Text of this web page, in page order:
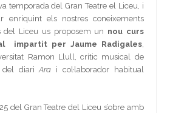
temporada del Gran Teatre el Liceu, i
enriquint els nostres coneixements
del Liceu us proposem un nou curs
impartit per Jaume Radigales,
Ramon Llull, crític musical de
del diariAra i col·laborador habitual
del Gran Teatre del Liceu s’obre amb